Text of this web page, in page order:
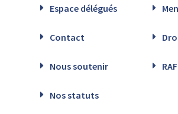
Espace délégués
Contact
Nous soutenir
Nos statuts